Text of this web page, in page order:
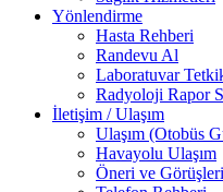
Yönlendirme
Hasta Rehberi
Randevu Al
Laboratuvar
Radyoloji Rapor
İletişim / Ulaşım
Ulaşım (Otobüs
Havayolu Ulaşım
Öneri ve